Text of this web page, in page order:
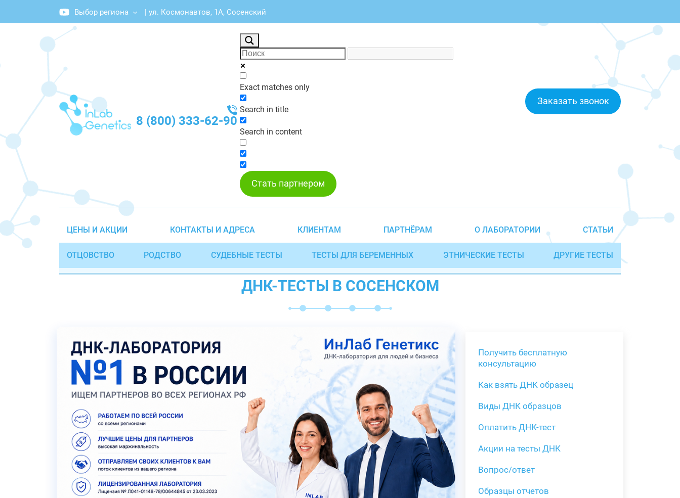
Выбор региона | ул. Космонавтов, 1А, Сосенский
8 (800) 333-62-90
Exact matches only
Search in title
Search in content
Заказать звонок
Стать партнером
ЦЕНЫ И АКЦИИ КОНТАКТЫ И АДРЕСА КЛИЕНТАМ ПАРТНЁРАМ О ЛАБОРАТОРИИ СТАТЬИ
ОТЦОВСТВО РОДСТВО СУДЕБНЫЕ ТЕСТЫ ТЕСТЫ ДЛЯ БЕРЕМЕННЫХ ЭТНИЧЕСКИЕ ТЕСТЫ ДРУГИЕ ТЕСТЫ
ДНК-ТЕСТЫ В СОСЕНСКОМ
Получить бесплатную
консультацию
Как взять ДНК образец
Виды ДНК образцов
Оплатить ДНК-тест
Акции на тесты ДНК
Вопрос/ответ
Образцы отчетов